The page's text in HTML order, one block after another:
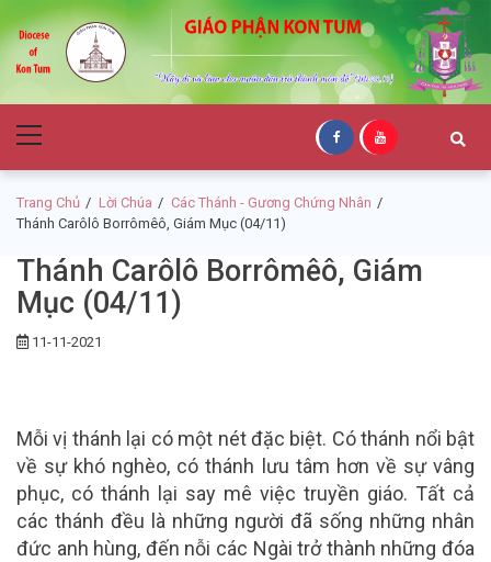
to
navigation
to
content
Giáo Phận Kon
Tum
Menu
Trang Chủ Lời Chúa
Các Thánh - Gương Chứng Nhân
Thánh Carôlô Borrômêô, Giám Mục (04/11)
Thánh Carôlô Borrômêô, Giám
Mục (04/11)
11-11-2021
Mỗi vị thánh lại có một nét đặc biệt. Có thánh nổi bật
về sự khó nghèo, có thánh lưu tâm hơn về sự vâng
phục, có thánh lại say mê việc truyền giáo. Tất cả
các thánh đều là những người đã sống những nhân
đức anh hùng, đến nỗi các Ngài trở thành những đóa